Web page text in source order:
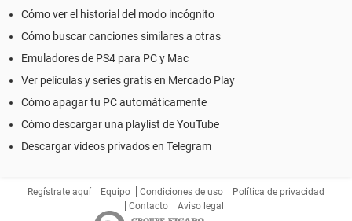
Cómo ver el historial del modo incógnito
Cómo buscar canciones similares a otras
Emuladores de PS4 para PC y Mac
Ver películas y series gratis en Mercado Play
Cómo apagar tu PC automáticamente
Cómo descargar una playlist de YouTube
Descargar videos privados en Telegram
Regístrate aquí Equipo Condiciones de uso
Política de privacidad
Contacto
Aviso legal